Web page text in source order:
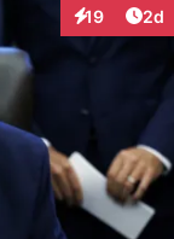
19
Interaktionen
2d